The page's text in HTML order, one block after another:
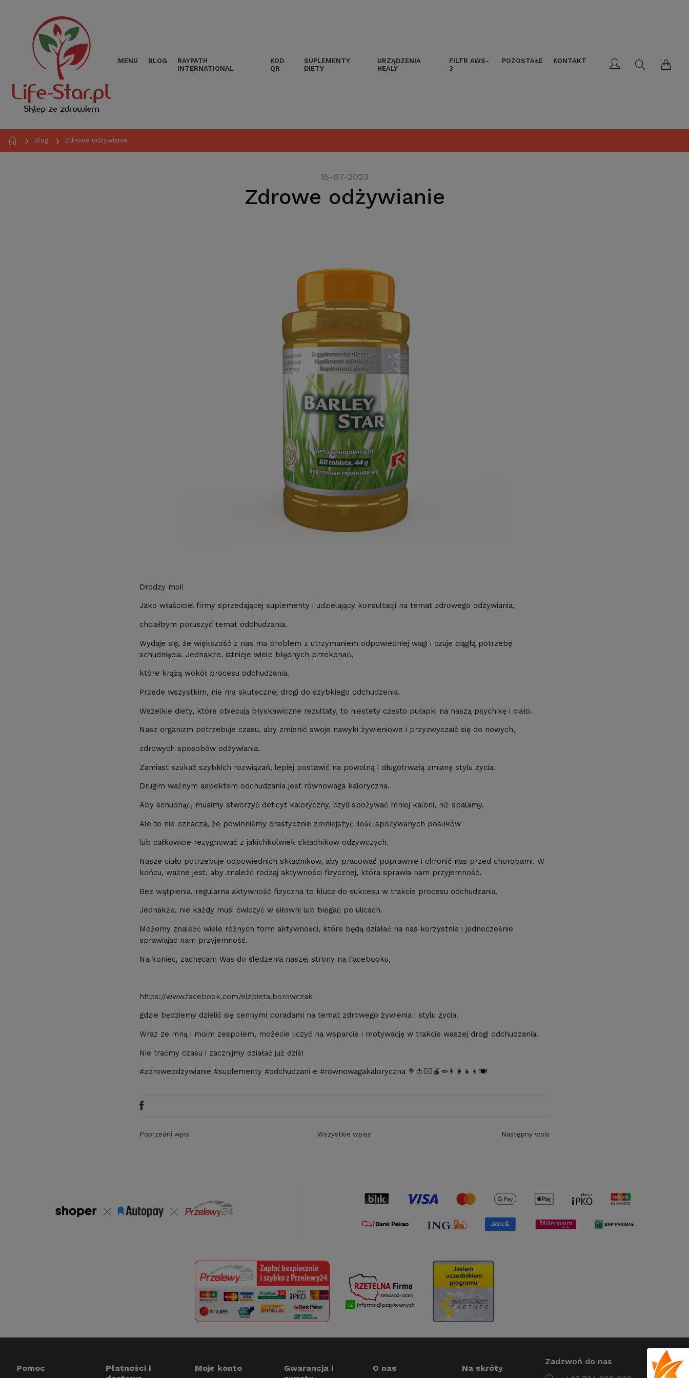
MENU BLOG
RAYPATH
INTERNATIONAL
KOD
QR
SUPLEMENTY
DIETY
URZĄDZENIA
HEALY
FILTR AWS-
3
POZOSTAŁE KONTAKT
❯ Blog ❯ Zdrowe odżywianie
15-07-2023
Zdrowe odżywianie
Drodzy moi!
Jako właściciel firmy sprzedającej suplementy i udzielający konsultacji na temat zdrowego odżywiania,
chciałbym poruszyć temat odchudzania.
Wydaje się, że większość z nas ma problem z utrzymaniem odpowiedniej wagi i czuje ciągłą potrzebę
schudnięcia. Jednakże, istnieje wiele błędnych przekonań,
które krążą wokół procesu odchudzania.
Przede wszystkim, nie ma skutecznej drogi do szybkiego odchudzenia.
Wszelkie diety, które obiecują błyskawiczne rezultaty, to niestety często pułapki na naszą psychikę i ciało.
Nasz organizm potrzebuje czasu, aby zmienić swoje nawyki żywieniowe i przyzwyczaić się do nowych,
zdrowych sposobów odżywiania.
Zamiast szukać szybkich rozwiązań, lepiej postawić na powolną i długotrwałą zmianę stylu życia.
Drugim ważnym aspektem odchudzania jest równowaga kaloryczna.
Aby schudnąć, musimy stworzyć deficyt kaloryczny, czyli spożywać mniej kalorii, niż spalamy.
Ale to nie oznacza, że powinniśmy drastycznie zmniejszyć ilość spożywanych posiłków
lub całkowicie rezygnować z jakichkolwiek składników odżywczych.
Nasze ciało potrzebuje odpowiednich składników, aby pracować poprawnie i chronić nas przed chorobami. W
końcu, ważne jest, aby znaleźć rodzaj aktywności fizycznej, która sprawia nam przyjemność.
Bez wątpienia, regularna aktywność fizyczna to klucz do sukcesu w trakcie procesu odchudzania.
Jednakże, nie każdy musi ćwiczyć w siłowni lub biegać po ulicach.
Możemy znaleźć wiele różnych form aktywności, które będą działać na nas korzystnie i jednocześnie
sprawiając nam przyjemność.
Na koniec, zachęcam Was do śledzenia naszej strony na Facebooku,
https://www.facebook.com/elzbieta.borowczak
gdzie będziemy dzielić się cennymi poradami na temat zdrowego żywienia i stylu życia.
Wraz ze mną i moim zespołem, możecie liczyć na wsparcie i motywację w trakcie waszej drogi odchudzania.
Nie traćmy czasu i zacznijmy działać już dziś!
#zdroweodżywianie #suplementy #odchudzani e #równowagakaloryczna 🥦🍅🏋️‍♀️🍎🥕👨‍👩‍👧‍👦🍽️
Poprzedni wpis Wszystkie wpisy Następny wpis
Pomoc
Płatności i
Moje konto
Gwarancja i
O nas Na skróty
Zadzwoń do nas